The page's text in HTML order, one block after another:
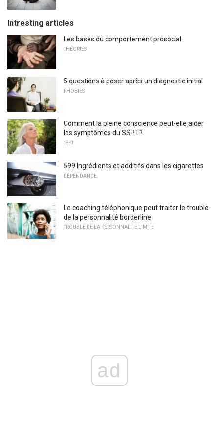
Intresting articles
Les bases du comportement prosocial
THÉORIES
5 questions à poser après un diagnostic initial
PHOBIES
Comment la pleine conscience peut-elle aider
les symptômes du SSPT?
TSPT
599 Ingrédients et additifs dans les cigarettes
DÉPENDANCE
Le coaching téléphonique peut traiter le trouble
de la personnalité borderline
TROUBLE DE LA PERSONNALITÉ LIMITE
ad